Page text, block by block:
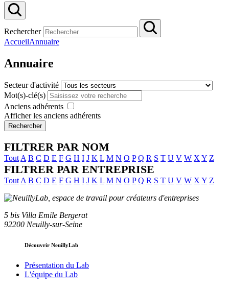
Rechercher
AccueilAnnuaire
Annuaire
Secteur d'activité
Mot(s)-clé(s)
Anciens adhérents
Afficher les anciens adhérents
Rechercher
FILTRER PAR NOM
Tout A B C D E F G H I J K L M N O P Q R S T U V W X Y Z
FILTRER PAR ENTREPRISE
Tout A B C D E F G H I J K L M N O P Q R S T U V W X Y Z
5 bis Villa Emile Bergerat
92200 Neuilly-sur-Seine
Découvrir NeuillyLab
Présentation du Lab
L'équipe du Lab